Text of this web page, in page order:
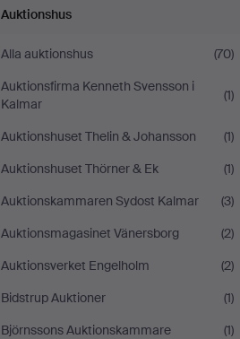
Auktionshus
Alla auktionshus
(70)
Auktionsfirma Kenneth Svensson i
Kalmar
(1)
Auktionshuset Thelin & Johansson
(1)
Auktionshuset Thörner & Ek
(1)
Auktionskammaren Sydost Kalmar
(3)
Auktionsmagasinet Vänersborg
(2)
Auktionsverket Engelholm
(2)
Bidstrup Auktioner
(1)
Björnssons Auktionskammare
(1)